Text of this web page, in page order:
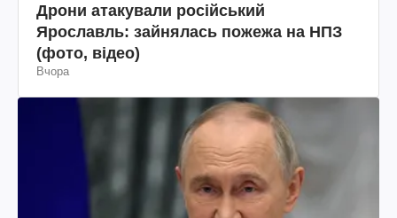
Дрони атакували російський
Ярославль: зайнялась пожежа на НПЗ
(фото, відео)
Вчора